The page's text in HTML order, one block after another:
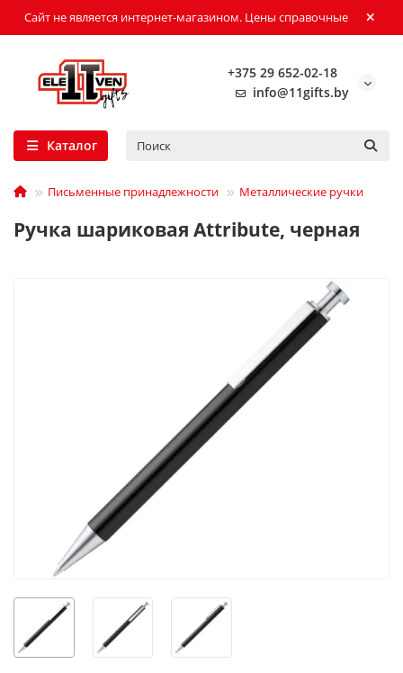
Сайт не является интернет-магазином. Цены справочные
+375 29 652-02-18
info@11gifts.by
Каталог
Письменные принадлежности Металлические ручки
Ручка шариковая Attribute, черная